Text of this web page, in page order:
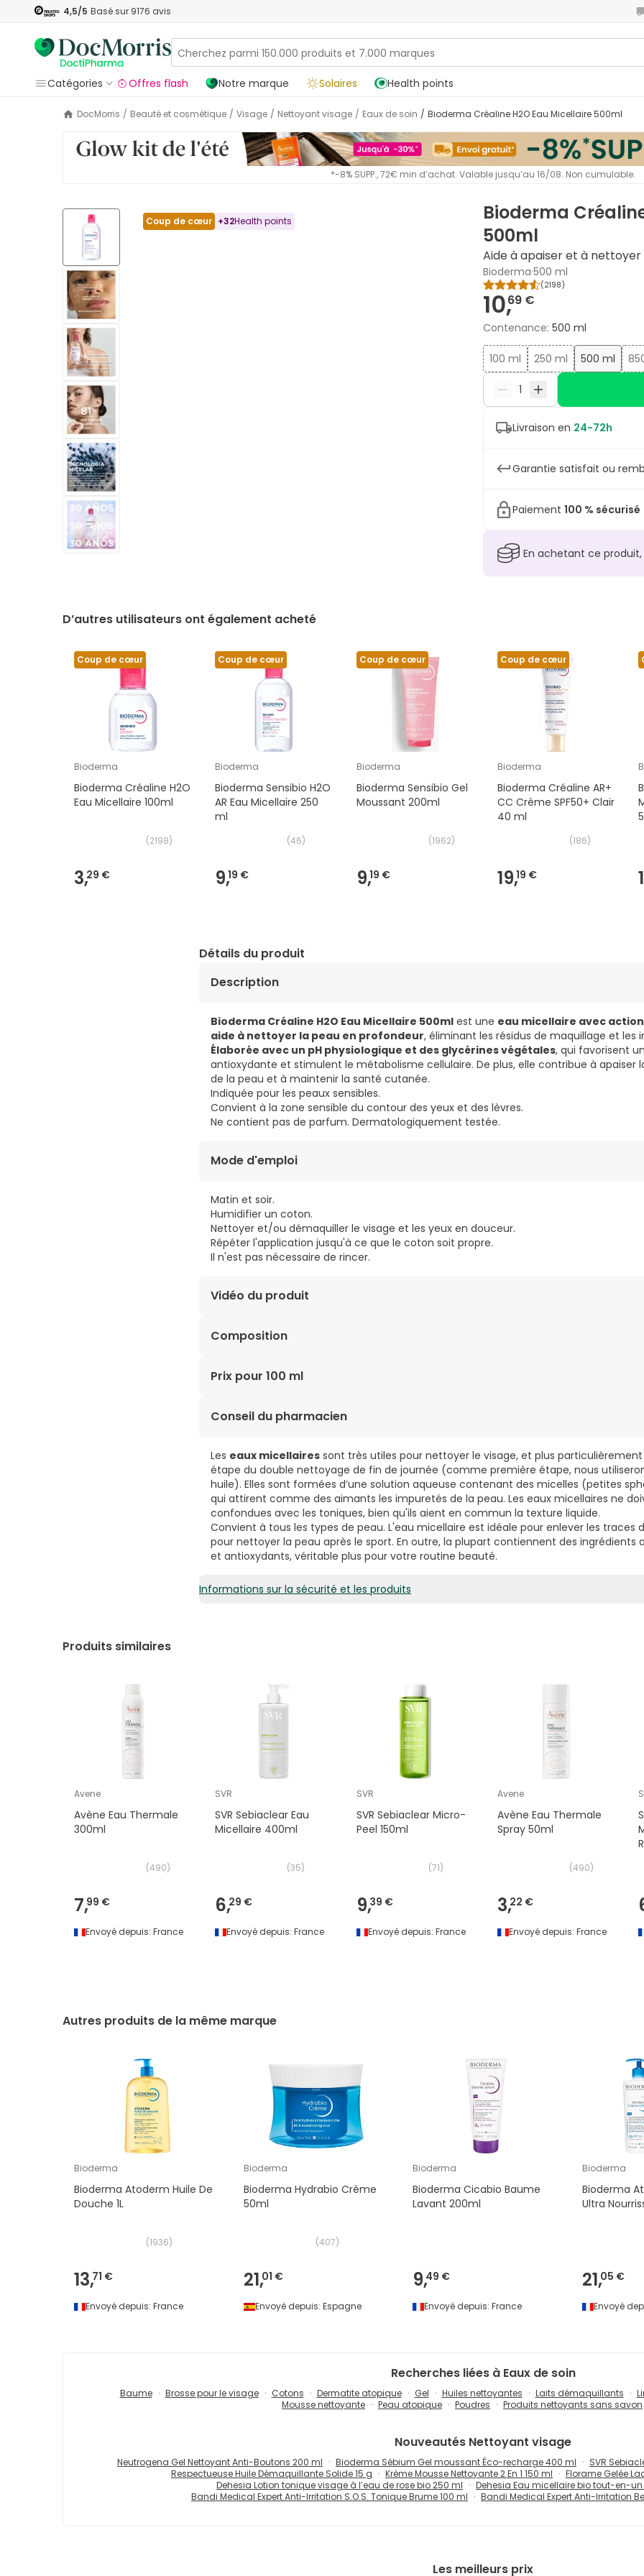
4,5/5 Basé sur 9176 avis
Catégories
Offres flash Notre marque Solaires Health points
DocMorris / Beauté et cosmétique / Visage / Nettoyant visage / Eaux de soin / Bioderma Créaline H2O Eau Micellaire 500ml
*-8% SUPP., 72€ min d’achat. Valable jusqu’au 16/08. Non cumulable.
Coup de cœur +32Health points
Bioderma
500ml
Aide à apaiser et à
Bioderma·500 ml
(2198)
10,69 €
Contenance: 500 ml
100 ml 250 ml 500 ml
Livraison en 24-72h
Garantie satisfait ou
Paiement 100 % sécurisé
En achetant ce
D’autres utilisateurs ont également acheté
Coup de cœur
Bioderma
Bioderma Créaline H2O
Eau Micellaire 100ml
(2198)
3,29 €
Coup de cœur
Bioderma
Bioderma Sensibio H2O
AR Eau Micellaire 250
ml
(46)
9,19 €
Coup de cœur
Bioderma
Bioderma Sensibio Gel
Moussant 200ml
(1962)
9,19 €
Coup de cœur
Bioderma
Bioderma Créaline AR+
CC Crème SPF50+ Clair
40 ml
(186)
19,19 €
Détails du produit
Description
Bioderma Créaline H2O Eau Micellaire 500ml est une eau micellaire avec
aide à nettoyer la peau en profondeur, éliminant les résidus de maquillage et les
Élaborée avec un pH physiologique et des glycérines végétales, qui favorisent
antioxydante et stimulent le métabolisme cellulaire. De plus, elle contribue à apaiser
de la peau et à maintenir la santé cutanée.
Indiquée pour les peaux sensibles.
Convient à la zone sensible du contour des yeux et des lèvres.
Ne contient pas de parfum. Dermatologiquement testée.
Mode d'emploi
Matin et soir.
Humidifier un coton.
Nettoyer et/ou démaquiller le visage et les yeux en douceur.
Répéter l'application jusqu'à ce que le coton soit propre.
Il n'est pas nécessaire de rincer.
Vidéo du produit
Composition
AQUA/WATER/EAU, PEG-6 CAPRYLIC/CAPRIC GLYCERIDES, FRUCTOOLIGOSACCHARIDES,
Prix pour 100 ml
2,14€ / 100 ml
Conseil du pharmacien
Les eaux micellaires sont très utiles pour nettoyer le visage, et plus
étape du double nettoyage de fin de journée (comme première étape, nous
huile). Elles sont formées d’une solution aqueuse contenant des micelles (petites
qui attirent comme des aimants les impuretés de la peau. Les eaux micellaires ne
confondues avec les toniques, bien qu'ils aient en commun la texture liquide.
Convient à tous les types de peau. L'eau micellaire est idéale pour enlever les traces
pour nettoyer la peau après le sport. En outre, la plupart contiennent des ingrédients
et antioxydants, véritable plus pour votre routine beauté.
Informations sur la sécurité et les produits
Produits similaires
Avene
Avène Eau Thermale
300ml
(490)
7,99 €
Envoyé depuis: France
SVR
SVR Sebiaclear Eau
Micellaire 400ml
(35)
6,29 €
Envoyé depuis: France
SVR
SVR Sebiaclear Micro-
Peel 150ml
(71)
9,39 €
Envoyé depuis: France
Avene
Avène Eau Thermale
Spray 50ml
(490)
3,22 €
Envoyé depuis: France
Autres produits de la même marque
Bioderma
Bioderma Atoderm Huile De
Douche 1L
(1936)
13,71 €
Envoyé depuis: France
Bioderma
Bioderma Hydrabio Crème
50ml
(407)
21,01 €
Envoyé depuis: Espagne
Bioderma
Bioderma Cicabio Baume
Lavant 200ml
9,49 €
Envoyé depuis: France
Bioderma
Bioderma
Ultra
21,05 €
Envoyé
Recherches liées à Eaux de soin
Baume Brosse pour le visage Cotons Dermatite atopique Gel Huiles nettoyantes Laits démaquillants
Mousse nettoyante
Peau atopique Poudres Produits nettoyants sans savon
Nouveautés Nettoyant visage
Neutrogena Gel Nettoyant Anti-Boutons 200 ml Bioderma Sébium Gel moussant Éco-recharge 400 ml
SVR
Respectueuse Huile Démaquillante Solide 15 g
Krème Mousse Nettoyante 2 En 1 150 ml
Florame Gelée
Dehesia Lotion tonique visage à l’eau de rose bio 250 ml
Dehesia Eau micellaire bio tout-en-
Bandi Medical Expert Anti-Irritation S.O.S. Tonique Brume 100 ml
Bandi Medical Expert Anti-Irritation
Les meilleurs prix